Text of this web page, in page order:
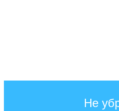
Не